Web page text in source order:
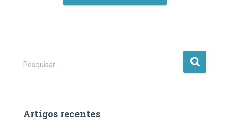
P
e
i
Pesquisar …
Artigos recentes